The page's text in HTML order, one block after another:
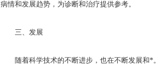
病情和发展趋势，为诊断和治疗提供参考。
三、发展
随着科学技术的不断进步，也在不断发展和*。